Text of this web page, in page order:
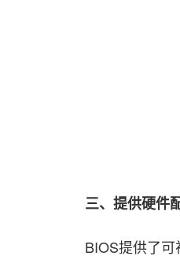
三、提供硬件
BIOS提供了可